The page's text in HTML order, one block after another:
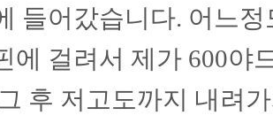
들어갔습니다. 어느
에 걸려서 제가 600야
후 저고도까지 내려